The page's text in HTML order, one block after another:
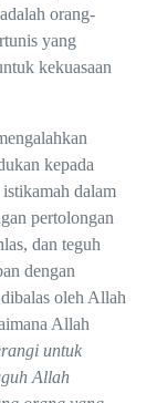
orang-
yang
kekuasaan
kepada
dalam
pertolongan
dan teguh
dengan
oleh Allah
Allah
untuk
Allah